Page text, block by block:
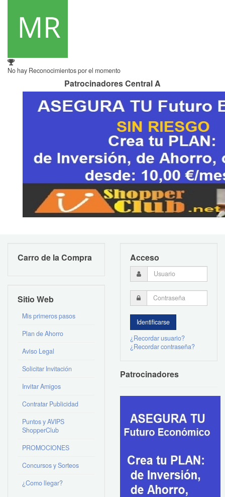
No hay Reconocimientos por el momento
Patrocinadores Central A
Carro de la Compra
Sitio Web
Mis primeros pasos
Plan de Ahorro
Aviso Legal
Solicitar Invitación
Invitar Amigos
Contratar Publicidad
Puntos y AVIPS
ShopperClub
PROMOCIONES
Concursos y Sorteos
¿Como llegar?
Acceso
¿Recordar usuario?
¿Recordar contraseña?
Patrocinadores